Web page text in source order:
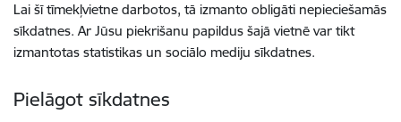
Lai šī tīmekļvietne darbotos, tā izmanto obligāti nepieciešamās
sīkdatnes. Ar Jūsu piekrišanu papildus šajā vietnē var tikt
izmantotas statistikas un sociālo mediju sīkdatnes.
Pielāgot sīkdatnes